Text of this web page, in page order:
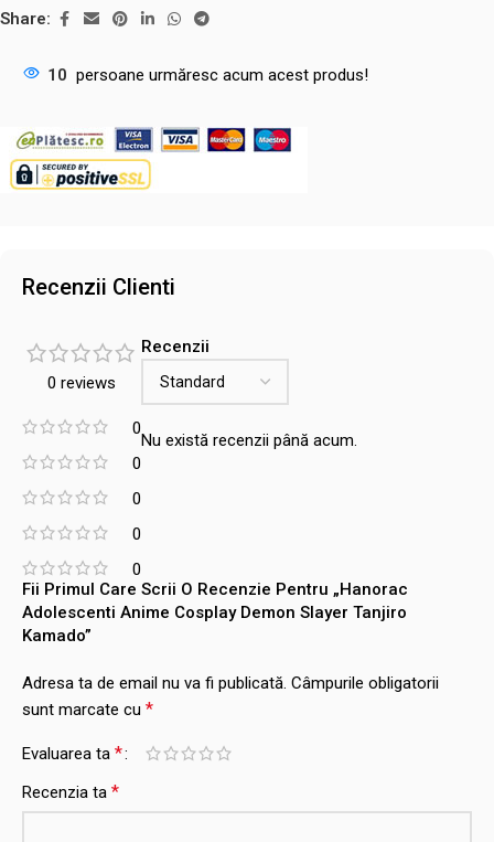
Share:
10 persoane urmăresc acum acest produs!
Recenzii Clienti
0 reviews
0
0
0
0
0
Recenzii
Nu există recenzii până acum.
Fii Primul Care Scrii O Recenzie Pentru „Hanorac
Adolescenti Anime Cosplay Demon Slayer Tanjiro
Kamado”
Adresa ta de email nu va fi publicată. Câmpurile obligatorii
sunt marcate cu *
Evaluarea ta *
Recenzia ta *